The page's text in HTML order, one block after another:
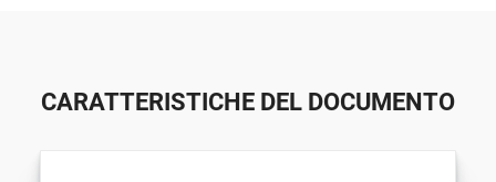
CARATTERISTICHE DEL DOCUMENTO